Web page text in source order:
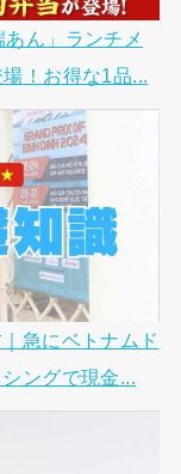
ん」ランチメ
！お得な1品...
急にベトナムド
ングで現金...